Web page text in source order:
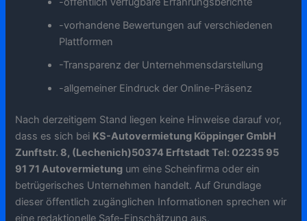
-vorhandene Bewertungen auf verschiedenen
Plattformen
-Transparenz der Unternehmensdarstellung
-allgemeiner Eindruck der Online-Präsenz
Nach derzeitigem Stand liegen keine Hinweise darauf vor,
dass es sich bei KS-Autovermietung Köppinger GmbH
Zunftstr. 8, (Lechenich)50374 Erftstadt Tel: 02235 95
91 71 Autovermietung um eine Scheinfirma oder ein
betrügerisches Unternehmen handelt. Auf Grundlage
dieser öffentlich zugänglichen Informationen sprechen wir
eine redaktionelle Safe-Einschätzung aus.